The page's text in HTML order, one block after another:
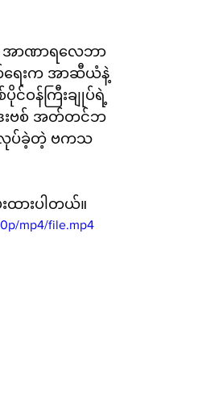
အာဏာရလေဘာ
ရေးက အာဆီယံနဲ့
ဝန်ကြီးချုပ်ရဲ့
ဒေးဗစ် အတ်တင်ဘ
ာလုပ်ခဲ့တဲ့ ဗကသ
ားပါတယ်။
mp4/file.mp4